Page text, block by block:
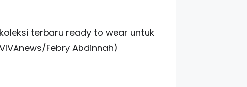
terbaru ready to wear untuk
Febry Abdinnah)